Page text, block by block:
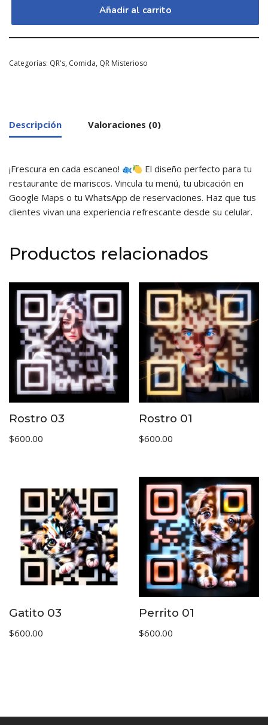
Añadir al carrito
Categorías: QR's, Comida, QR Misterioso
Descripción Valoraciones (0)
¡Frescura en cada escaneo!
El diseño perfecto para tu
restaurante de mariscos. Vincula tu menú, tu ubicación en
Google Maps o tu WhatsApp de reservaciones. Haz que tus
clientes vivan una experiencia refrescante desde su celular.
Productos relacionados
Rostro 03
$600.00
Rostro 01
$600.00
Gatito 03
$600.00
Perrito 01
$600.00